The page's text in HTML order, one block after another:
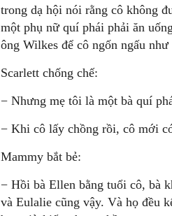
trong dạ hội nói rằng cô không
một phụ nữ quí phái phải ăn
ông Wilkes để cô ngốn ngấu
Scarlett chống chế:
− Nhưng mẹ tôi là một bà quí
− Khi cô lấy chồng rồi, cô mới
Mammy bắt bẻ:
− Hồi bà Ellen bằng tuổi cô, bà
và Eulalie cũng vậy. Và họ đều